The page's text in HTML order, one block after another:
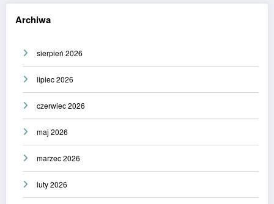
Archiwa
sierpień 2026
lipiec 2026
czerwiec 2026
maj 2026
marzec 2026
luty 2026